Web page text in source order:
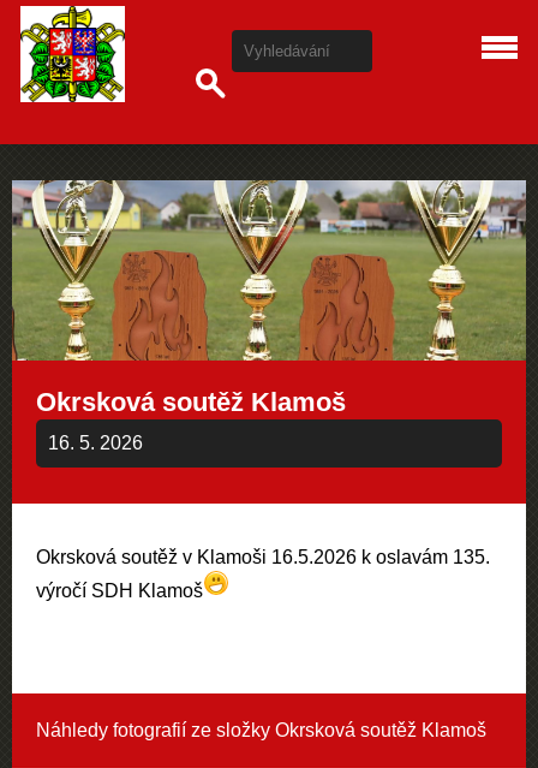
Okrsková soutěž Klamoš
16. 5. 2026
Okrsková soutěž v Klamoši 16.5.2026 k oslavám 135.
výročí SDH Klamoš
Náhledy fotografií ze složky Okrsková soutěž Klamoš